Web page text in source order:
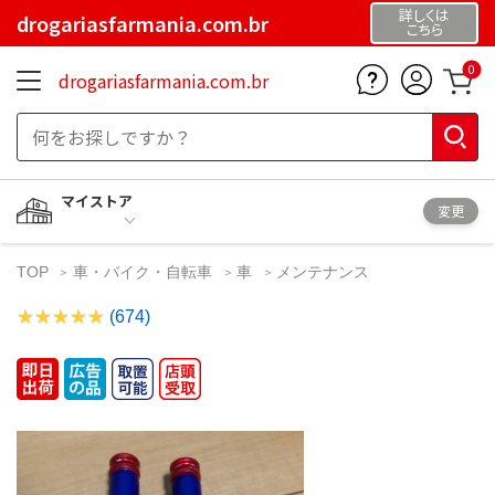
drogariasfarmania.com.br 詳しくは
こちら
drogariasfarmania.com.br 0
マイストア
変更
TOP 車・バイク・自転車 車 メンテナンス
(674)